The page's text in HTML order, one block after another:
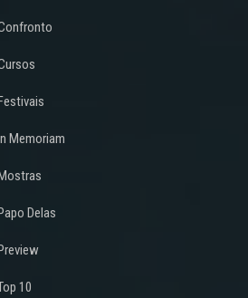
Memoriam
Delas
10